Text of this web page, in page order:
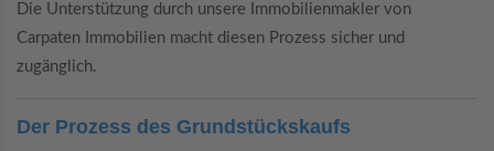
Die Unterstützung durch unsere Immobilienmakler von
Carpaten Immobilien macht diesen Prozess sicher und
zugänglich.
Der Prozess des Grundstückskaufs